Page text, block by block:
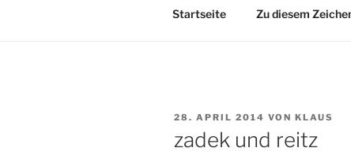
Startseite Zu diesem
VERÖFFENTLICHT
28. APRIL 2014 VON KLAUS
zadek und reitz